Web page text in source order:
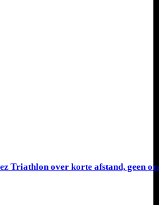
Triathlon over korte afstand, geen